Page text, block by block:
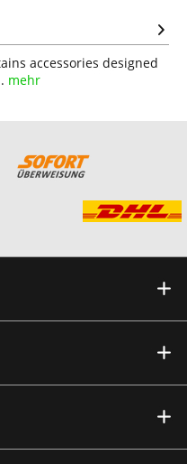
accessories designed
mehr